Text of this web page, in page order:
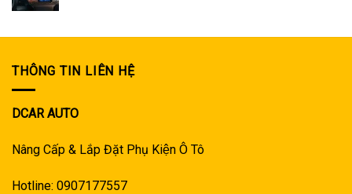
10,500,000₫.
là:
THÔNG TIN LIÊN HỆ
DCAR AUTO
Nâng Cấp & Lắp Đặt Phụ Kiện Ô Tô
Hotline: 0907177557